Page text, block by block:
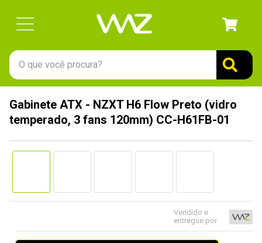
O que você procura?
Gabinete ATX - NZXT H6 Flow Preto (vidro
temperado, 3 fans 120mm) CC-H61FB-01
Vendido e
entregue por
1 º
gabinete
3º
teclado
5º
openbox
7º
mouse